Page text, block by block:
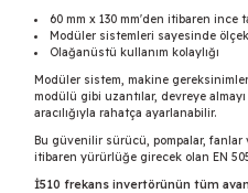
60 mm x 130 mm'den itibaren ince
Modüler sistemleri sayesinde
Olağanüstü kullanım kolaylığı
Modüler sistem, makine
modülü gibi uzantılar, devreye
aracılığıyla rahatça ayarlanabilir.
Bu güvenilir sürücü, pompalar,
itibaren yürürlüğe girecek olan EN
İ510 frekans invertörünün tüm